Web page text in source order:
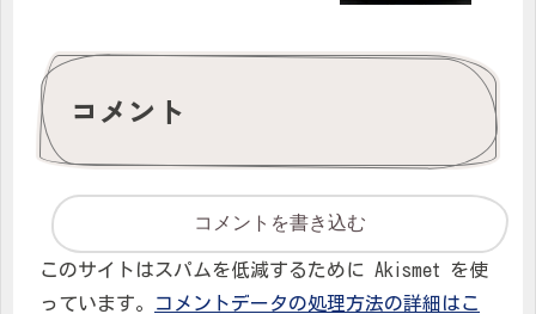
コメント
コメントを書き込む
このサイトはスパムを低減するために Akismet を使
っています。
コメントデータの処理方法の詳細はこ